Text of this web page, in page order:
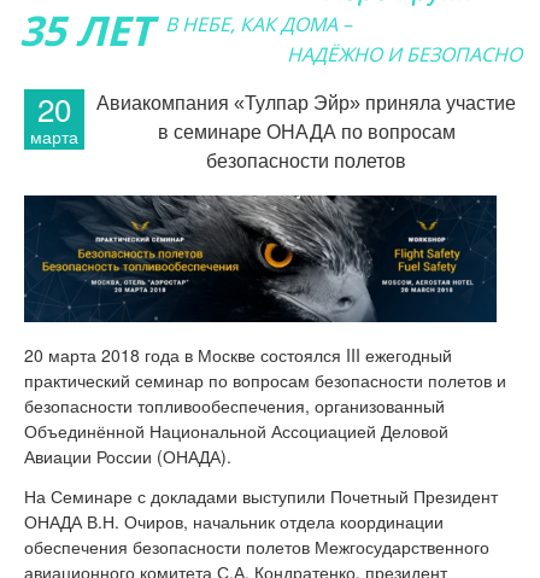
35 ЛЕТ В НЕБЕ, КАК ДОМА –
НАДЁЖНО И БЕЗОПАСНО
20
марта
Авиакомпания «Тулпар Эйр» приняла участие
в семинаре ОНАДА по вопросам
безопасности полетов
20 марта 2018 года в Москве состоялся III ежегодный
практический семинар по вопросам безопасности полетов и
безопасности топливообеспечения, организованный
Объединённой Национальной Ассоциацией Деловой
Авиации России (ОНАДА).
На Семинаре с докладами выступили Почетный Президент
ОНАДА В.Н. Очиров, начальник отдела координации
обеспечения безопасности полетов Межгосударственного
авиационного комитета С.А. Кондратенко, президент